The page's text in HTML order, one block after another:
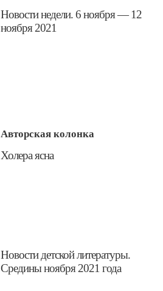
​Новости недели. 6 ноября — 12
ноября 2021
Авторская колонка
​Холера ясна
Новости детской литературы.
Средины ноября 2021 года